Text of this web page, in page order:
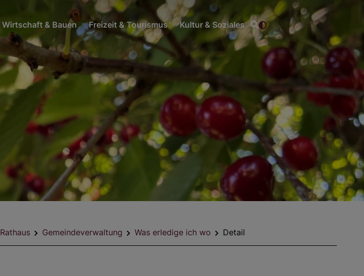
Wirtschaft & Bauen Freizeit & Tourismus Kultur & Soziales
Rathaus Gemeindeverwaltung Was erledige ich wo Detail